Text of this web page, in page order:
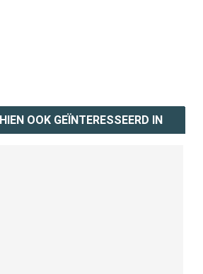
OOK GEÏNTERESSEERD IN